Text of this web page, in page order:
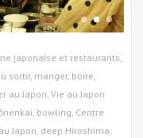
japonaise et restaurants,
sortir, manger, boire,
au Japon, Vie au Japon
, bowling, Centre
Japon, deep Hiroshima,